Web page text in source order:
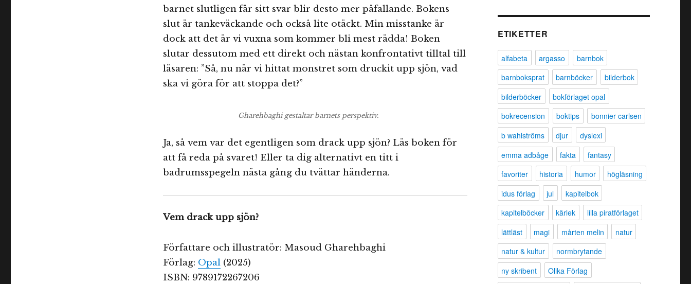
barnet slutligen får sitt svar blir desto mer påfallande. Bokens
slut är tankeväckande och också lite otäckt. Min misstanke är
dock att det är vi vuxna som kommer bli mest rädda! Boken
slutar dessutom med ett direkt och nästan konfrontativt tilltal till
läsaren: ”Så, nu när vi hittat monstret som druckit upp sjön, vad
ska vi göra för att stoppa det?”
Gharehbaghi gestaltar barnets perspektiv.
Ja, så vem var det egentligen som drack upp sjön? Läs boken för
att få reda på svaret! Eller ta dig alternativt en titt i
badrumsspegeln nästa gång du tvättar händerna.
Vem drack upp sjön?
Författare och illustratör: Masoud Gharehbaghi
Förlag: Opal(2025)
ISBN: 9789172267206
ETIKETTER
alfabeta argasso
barnbok
barnboksprat
barnböcker
bilderbok
bilderböcker
bokförlaget opal
bokrecension
boktips
bonnier carlsen
b wahlströms
djur
dyslexi
emma adbåge
fakta
fantasy
favoriter
historia humor
högläsning
idus förlag
jul
kapitelbok
kapitelböcker
kärlek
lilla piratförlaget
lättläst
magi mårten melin
natur
natur & kultur
normbrytande
ny skribent
Olika Förlag